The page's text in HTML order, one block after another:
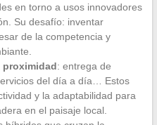
en torno a usos innovadores
Su desafío: inventar
de la competencia y
proximidad: entrega de
del día a día… Estos
y la adaptabilidad para
en el paisaje local.